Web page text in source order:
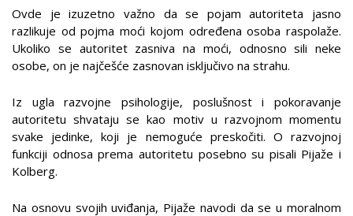
Ovde je izuzetno važno da se pojam autoriteta jasno
razlikuje od pojma moći kojom određena osoba raspolaže.
Ukoliko se autoritet zasniva na moći, odnosno sili neke
osobe, on je najčešće zasnovan isključivo na strahu.
Iz ugla razvojne psihologije, poslušnost i pokoravanje
autoritetu shvataju se kao motiv u razvojnom momentu
svake jedinke, koji je nemoguće preskočiti. O razvojnoj
funkciji odnosa prema autoritetu posebno su pisali Pijaže i
Kolberg.
Na osnovu svojih uviđanja, Pijaže navodi da se u moralnom